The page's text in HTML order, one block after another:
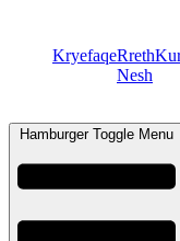
KryefaqeRreth
Nesh
Hamburger Toggle Menu